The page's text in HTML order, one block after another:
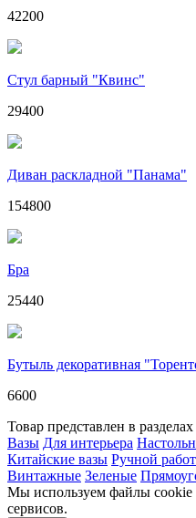
42200
Стул барный "Квинс"
29400
Диван раскладной "Панама"
154800
Бра
25440
Бутыль декоративная
6600
Товар представлен в разделах
Вазы Для интерьера
Китайские вазы Ручной
Винтажные Зеленые
Мы используем файлы cookie
сервисов.